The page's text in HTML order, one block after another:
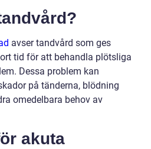
avser tandvård som ges
tid för att behandla plötsliga
Dessa problem kan
på tänderna, blödning
omedelbara behov av
akuta